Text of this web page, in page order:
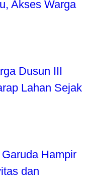
Akses Warga
Dusun III
Lahan Sejak
Hampir
dan